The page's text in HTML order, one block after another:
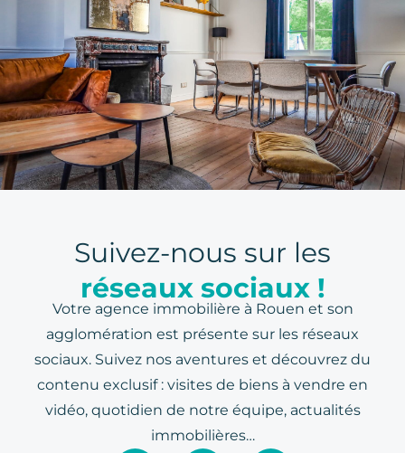
Suivez-nous sur les
réseaux sociaux !
Votre agence immobilière à Rouen et son
agglomération est présente sur les réseaux
sociaux. Suivez nos aventures et découvrez du
contenu exclusif : visites de biens à vendre en
vidéo, quotidien de notre équipe, actualités
immobilières…